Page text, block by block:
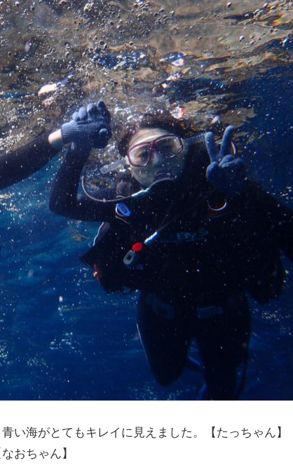
い海がとてもキレイに見えました。【たっちゃん】
おちゃん】